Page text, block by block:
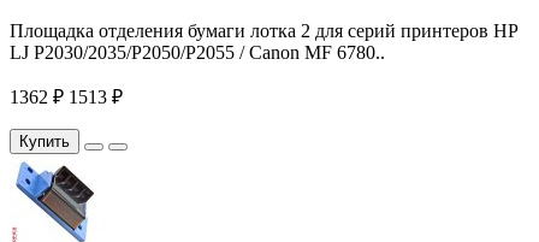
Площадка отделения бумаги лотка 2 для серий принтеров HP
LJ P2030/2035/P2050/P2055 / Canon MF 6780..
1362 ₽ 1513 ₽
Купить